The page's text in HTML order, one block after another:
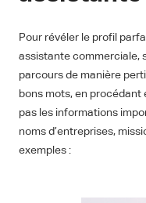
Pour révéler le profil
assistante commerciale,
parcours de manière
bons mots, en procédant
pas les informations
noms d’entreprises,
exemples :